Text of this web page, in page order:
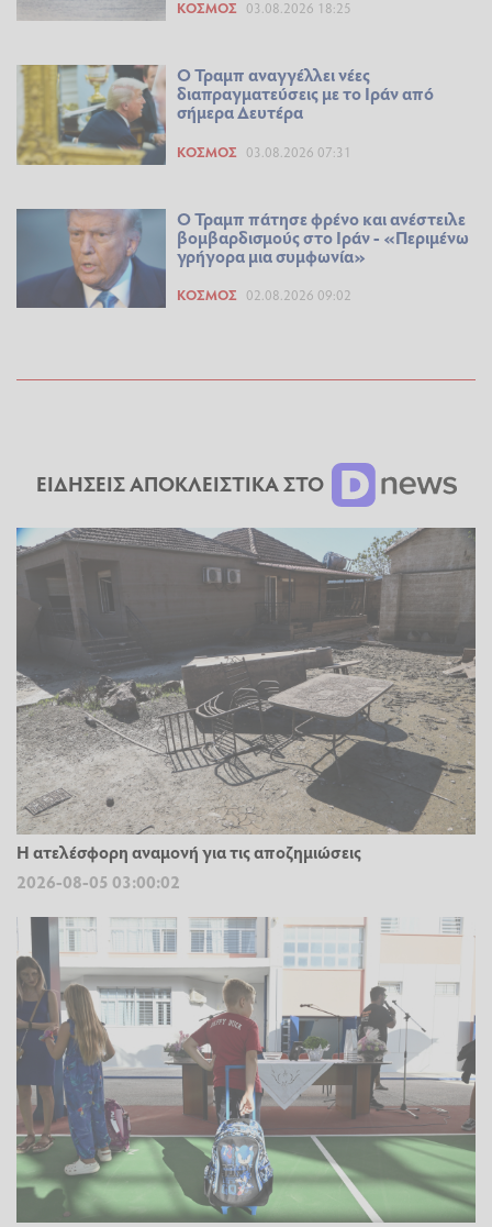
ΚΌΣΜΟΣ 03.08.2026 18:25
Ο Τραμπ αναγγέλλει νέες
διαπραγματεύσεις με το Ιράν από
σήμερα Δευτέρα
ΚΌΣΜΟΣ 03.08.2026 07:31
Ο Τραμπ πάτησε φρένο και ανέστειλε
βομβαρδισμούς στο Ιράν - «Περιμένω
γρήγορα μια συμφωνία»
ΚΌΣΜΟΣ 02.08.2026 09:02
ΕΙΔΗΣΕΙΣ ΑΠΟΚΛΕΙΣΤΙΚΑ ΣΤΟ
Η ατελέσφορη αναμονή για τις αποζημιώσεις
2026-08-05 03:00:02